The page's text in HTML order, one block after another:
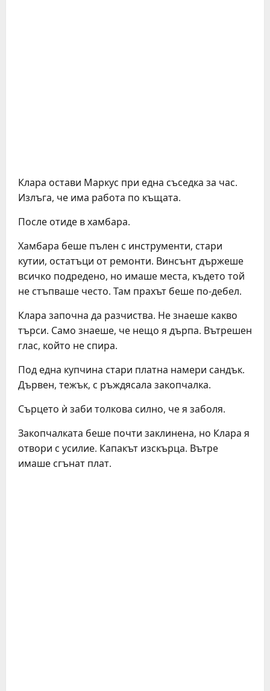
Клара остави Маркус при една съседка за час.
Излъга, че има работа по къщата.
После отиде в хамбара.
Хамбара беше пълен с инструменти, стари
кутии, остатъци от ремонти. Винсънт държеше
всичко подредено, но имаше места, където той
не стъпваше често. Там прахът беше по-дебел.
Клара започна да разчиства. Не знаеше какво
търси. Само знаеше, че нещо я дърпа. Вътрешен
глас, който не спира.
Под една купчина стари платна намери сандък.
Дървен, тежък, с ръждясала закопчалка.
Сърцето ѝ заби толкова силно, че я заболя.
Закопчалката беше почти заклинена, но Клара я
отвори с усилие. Капакът изскърца. Вътре
имаше сгънат плат.